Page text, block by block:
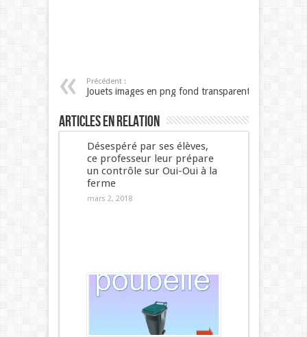
Précédent :
Jouets images en png fond transparent
Articles en relation
Désespéré par ses élèves,
ce professeur leur prépare
un contrôle sur Oui-Oui à la
ferme
mars 2, 2018